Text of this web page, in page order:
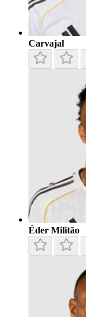
Carvajal
Éder Militão